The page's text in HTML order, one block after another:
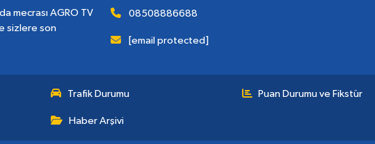
mecrası AGRO TV
sizlere son
08508886688
[email protected]
Trafik Durumu Puan Durumu ve Fikstür
Haber Arşivi